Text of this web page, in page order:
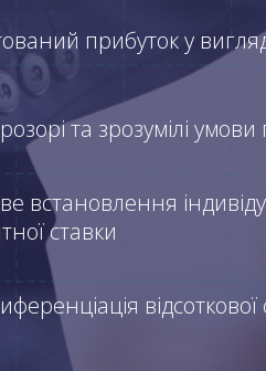
прибуток у
та зрозумілі умови
встановлення
ставки
відсоткової